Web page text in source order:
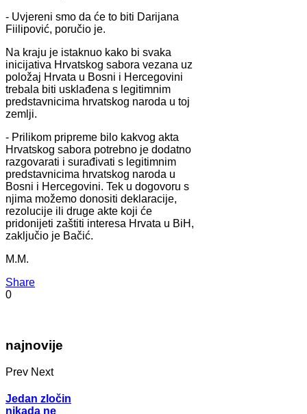
- Uvjereni smo da će to biti Darijana
Fiilipović, poručio je.
Na kraju je istaknuo kako bi svaka
inicijativa Hrvatskog sabora vezana uz
položaj Hrvata u Bosni i Hercegovini
trebala biti usklađena s legitimnim
predstavnicima hrvatskog naroda u toj
zemlji.
- Prilikom pripreme bilo kakvog akta
Hrvatskog sabora potrebno je dodatno
razgovarati i surađivati s legitimnim
predstavnicima hrvatskog naroda u
Bosni i Hercegovini. Tek u dogovoru s
njima možemo donositi deklaracije,
rezolucije ili druge akte koji će
pridonijeti zaštiti interesa Hrvata u BiH,
zaključio je Bačić.
M.M.
Share
0
najnovije
Prev Next
Jedan zločin
nikada ne